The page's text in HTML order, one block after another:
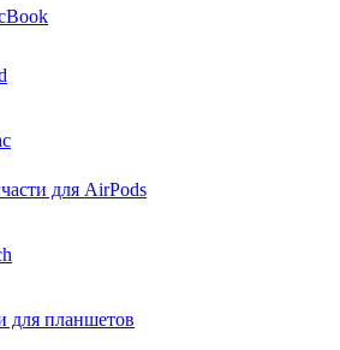
для AirPods
для планшетов